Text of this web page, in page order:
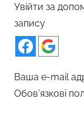
Увійти за
запису
Ваша e-mail
Обов’язкові